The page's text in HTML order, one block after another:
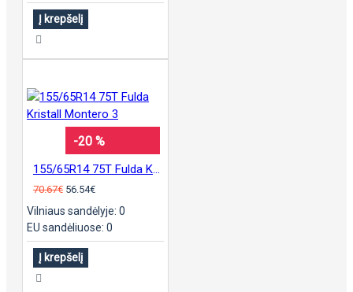
Į krepšelį
-20 %
70.67€ 56.54€
Vilniaus sandėlyje: 0
EU sandėliuose: 0
Į krepšelį